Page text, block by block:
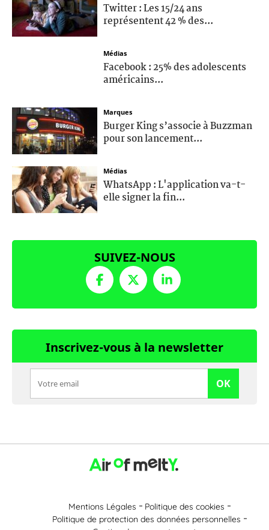
Twitter : Les 15/24 ans
représentent 42 % des...
Médias
Facebook : 25% des adolescents
américains...
Marques
Burger King s’associe à Buzzman
pour son lancement...
Médias
WhatsApp : L'application va-t-
elle signer la fin...
SUIVEZ-NOUS
Inscrivez-vous à la newsletter
OK
Mentions Légales
Politique des cookies
Politique de protection des données personnelles